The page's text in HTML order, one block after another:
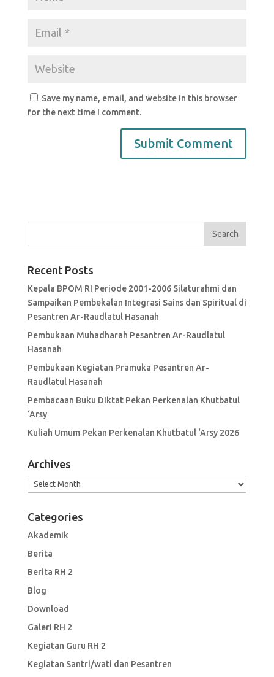
Save my name, email, and website in this browser
for the next time I comment.
Recent Posts
Kepala BPOM RI Periode 2001-2006 Silaturahmi dan
Sampaikan Pembekalan Integrasi Sains dan Spiritual di
Pesantren Ar-Raudlatul Hasanah
Pembukaan Muhadharah Pesantren Ar-Raudlatul
Hasanah
Pembukaan Kegiatan Pramuka Pesantren Ar-
Raudlatul Hasanah
Pembacaan Buku Diktat Pekan Perkenalan Khutbatul
‘Arsy
Kuliah Umum Pekan Perkenalan Khutbatul ‘Arsy 2026
Archives
Archives
Categories
Akademik
Berita
Berita RH 2
Blog
Download
Galeri RH 2
Kegiatan Guru RH 2
Kegiatan Santri/wati dan Pesantren